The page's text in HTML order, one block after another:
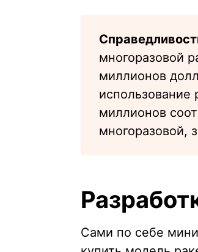
многоразовой
миллионов
использование
миллионов
многоразовой,
Сами по себе